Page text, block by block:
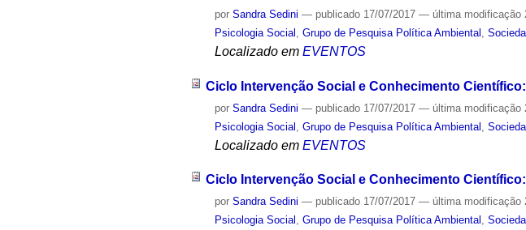
porSandra Sedini — publicado 17/07/2017— última modificação
Psicologia Social
,Grupo de Pesquisa Política Ambiental ,
Localizado em EVENTOS
Ciclo Intervenção Social e Conhecimento
porSandra Sedini — publicado 17/07/2017— última modificação
Psicologia Social ,Grupo de Pesquisa Política Ambiental ,
Localizado em EVENTOS
Ciclo Intervenção Social e Conhecimento
porSandra Sedini — publicado 17/07/2017— última modificação
Psicologia Social ,Grupo de Pesquisa Política Ambiental ,